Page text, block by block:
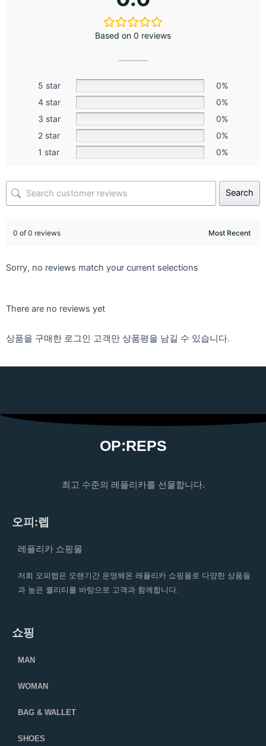
Based on 0 reviews
5 star
0%
4 star
0%
3 star
0%
2 star
0%
1 star
0%
Search
0 of 0 reviews
Sorry, no reviews match your current selections
There are no reviews yet
상품을 구매한 로그인 고객만 상품평을 남길 수 있습니다.
OP:REPS
최고 수준의 레플리카를 선물합니다.
오피:렙
레플리카 쇼핑몰
저희 오피렙은 오랜기간 운영해온 레플리카 쇼핑몰로 다양한 상품들
과 높은 퀄리티를 바탕으로 고객과 함께합니다.
쇼핑
MAN
WOMAN
BAG & WALLET
SHOES